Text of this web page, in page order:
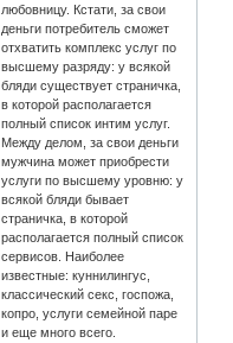
любовницу. Кстати, за свои
деньги потребитель сможет
отхватить комплекс услуг по
высшему разряду: у всякой
бляди существует страничка,
в которой располагается
полный список интим услуг.
Между делом, за свои деньги
мужчина может приобрести
услуги по высшему уровню: у
всякой бляди бывает
страничка, в которой
располагается полный список
сервисов. Наиболее
известные: куннилингус,
классический секс, госпожа,
копро, услуги семейной паре
и еще много всего.